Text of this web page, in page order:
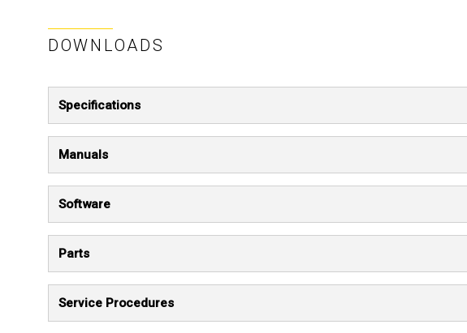
DOWNLOADS
Specifications
Manuals
Software
Parts
Service Procedures